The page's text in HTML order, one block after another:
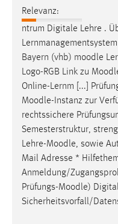
Relevanz:
ntrum Digitale Lehre .
Bayern (vhb) moodle
Logo-RGB Link zu
Online-Lernm [...]
Moodle-Instanz zur
rechtssichere
Semesterstruktur,
Lehre-Moodle, sowie
Mail Adresse *
Anmeldung/
Prüfungs-Moodle)
Sicherheitsvorfall/